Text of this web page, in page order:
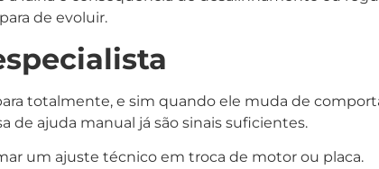
de evoluir.
totalmente, e sim quando ele muda de
de ajuda manual já são sinais suficientes.
um ajuste técnico em troca de motor ou placa.